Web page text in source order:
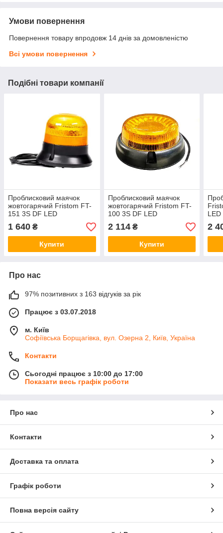
Умови повернення
Повернення товару впродовж 14 днів за домовленістю
Всі умови повернення
Подібні товари компанії
Проблисковий маячок
жовтогарячий Fristom FT-
151 3S DF LED
1 640 ₴
Купити
Проблисковий маячок
жовтогарячий Fristom FT-
100 3S DF LED
2 114₴
Купити
LED
2
Про нас
97% позитивних з 163 відгуків за рік
Працює з 03.07.2018
м. Київ
Софіївська Борщагівка, вул. Озерна 2, Київ, Україна
Контакти
Сьогодні працює з 10:00 до 17:00
Показати весь графік роботи
Про нас
Контакти
Доставка та оплата
Графік роботи
Повна версія сайту